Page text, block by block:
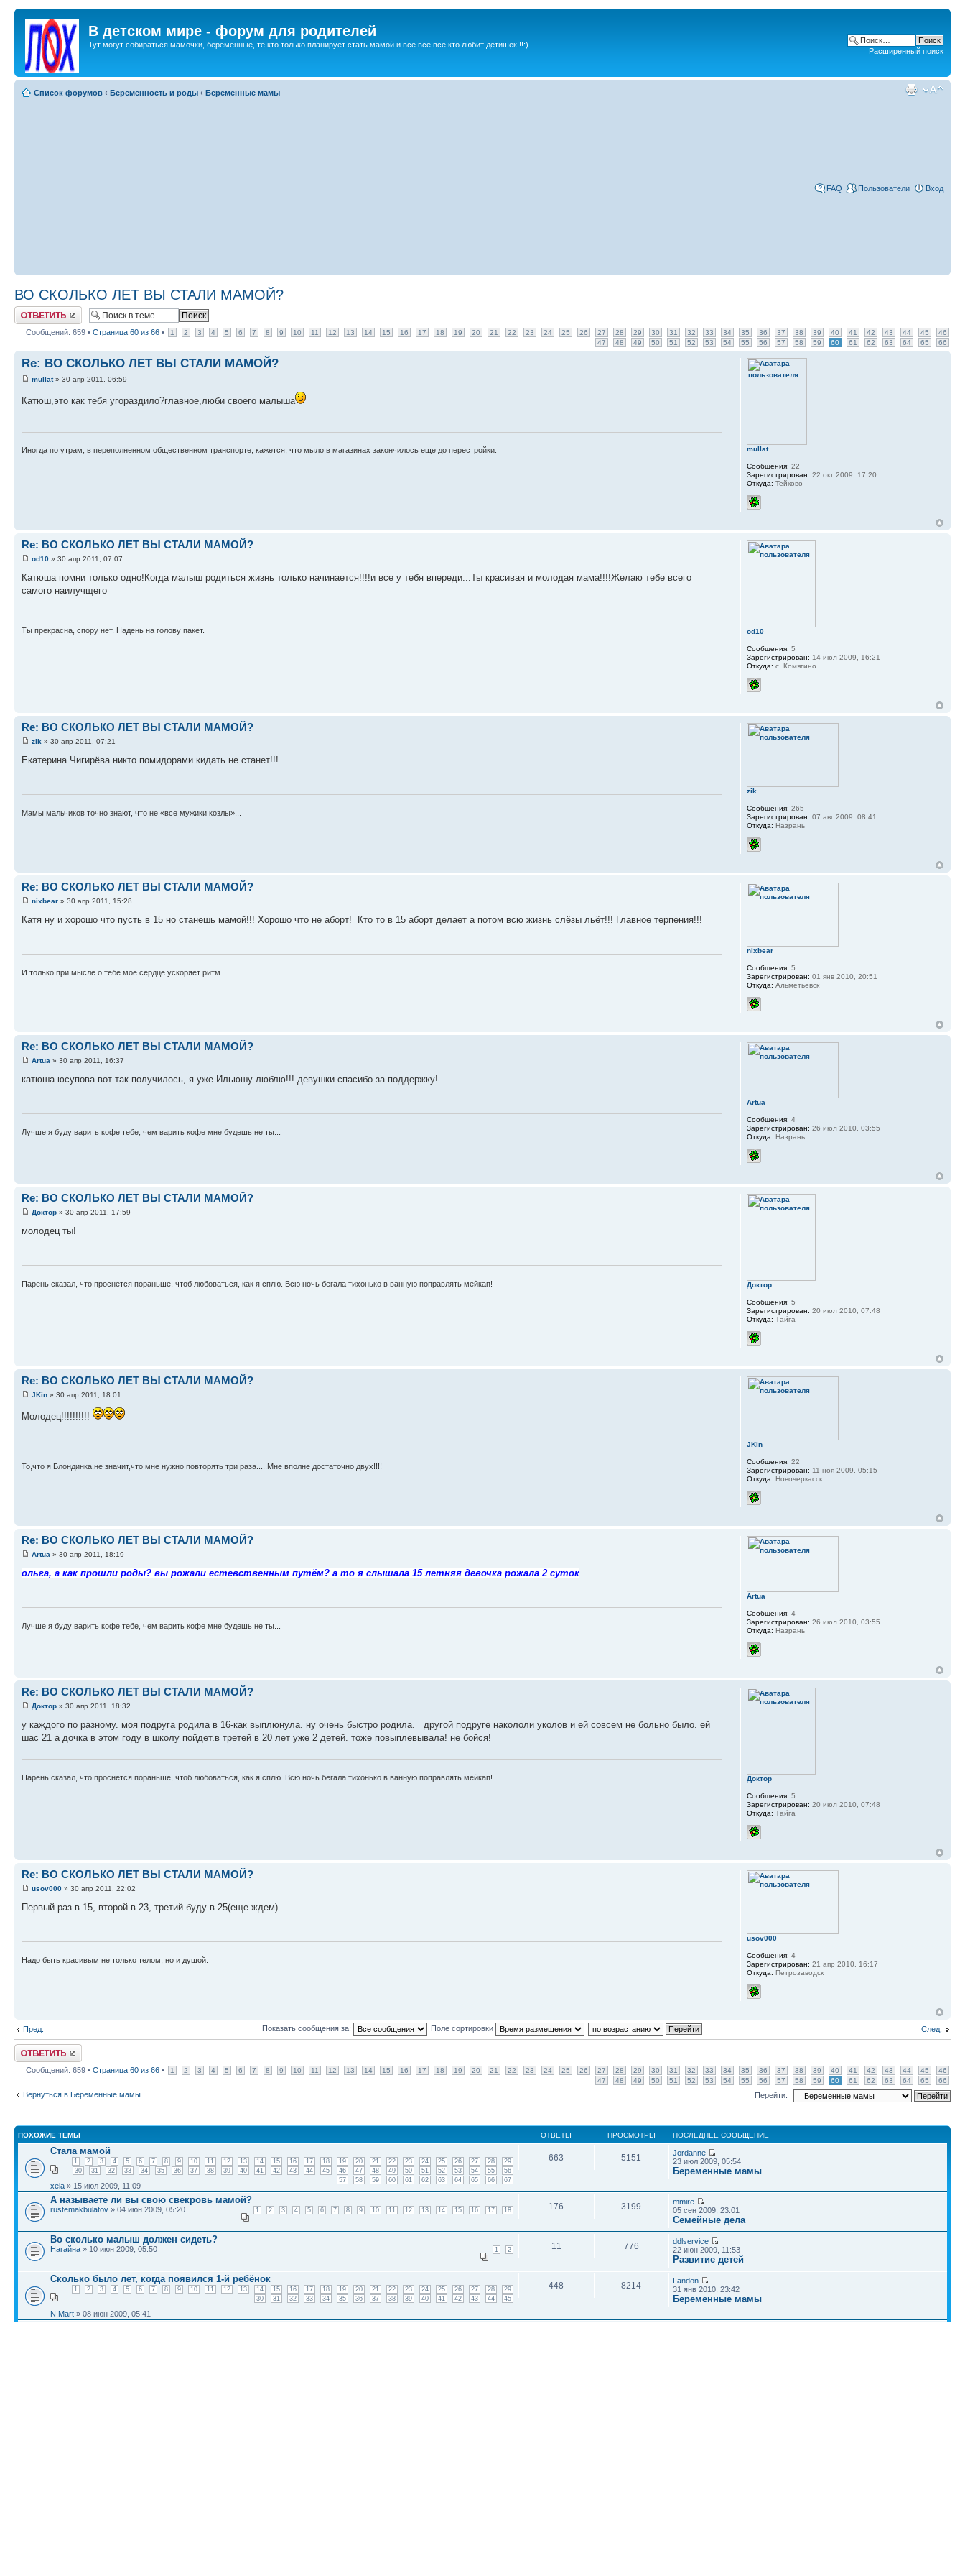
В детском мире - форум для родителей
Тут могут собираться мамочки, беременные, те кто только планирует стать мамой и все все все кто любит детишек!!!:)
Расширенный поиск
Список форумов ‹ Беременность и роды ‹ Беременные мамы
FAQ Пользователи Вход
ВО СКОЛЬКО ЛЕТ ВЫ СТАЛИ МАМОЙ?
Ответить
Сообщений: 659 • Страница 60 из 66 • 1 2 3 4 5 6 7 8 9 10 11 12 13 14 15 16 17 18 19 20 21 22 23 24 25 26 27 28 29 30 31 32 33 34 35 36 37 38 39 40 41 42 43 44 45
46
47
48 49 50 51 52 53 54 55 56 57 58 59 60 61 62 63 64 65 66
Re: ВО СКОЛЬКО ЛЕТ ВЫ СТАЛИ МАМОЙ?
mullat» 30 апр 2011, 06:59
Катюш,это как тебя угораздило?главное,люби своего малыша
Иногда по утрам, в переполненном общественном транспорте, кажется, что мыло в магазинах закончилось еще до перестройки. mullat
Сообщения: 22
Зарегистрирован: 22 окт 2009, 17:20
Откуда: Тейково
Re: ВО СКОЛЬКО ЛЕТ ВЫ СТАЛИ МАМОЙ?
od10 » 30 апр 2011, 07:07
Катюша помни только одно!Когда малыш родиться жизнь только начинается!!!!и все у тебя впереди...Ты красивая и молодая мама!!!!Желаю тебе всего
самого наилучщего
Ты прекрасна, спору нет. Надень на голову пакет. od10
Сообщения: 5
Зарегистрирован: 14 июл 2009, 16:21
Откуда: с. Комягино
Re: ВО СКОЛЬКО ЛЕТ ВЫ СТАЛИ МАМОЙ?
zik » 30 апр 2011, 07:21
Екатерина Чигирёва никто помидорами кидать не станет!!!
Мамы мальчиков точно знают, что не «все мужики козлы»...
zik
Сообщения: 265
Зарегистрирован: 07 авг 2009, 08:41
Откуда: Назрань
Re: ВО СКОЛЬКО ЛЕТ ВЫ СТАЛИ МАМОЙ?
nixbear » 30 апр 2011, 15:28
Катя ну и хорошо что пусть в 15 но станешь мамой!!! Хорошо что не аборт! Кто то в 15 аборт делает а потом всю жизнь слёзы льёт!!! Главное терпения!!!
И только при мысле о тебе мое сердце ускоряет ритм.
nixbear
Сообщения: 5
Зарегистрирован: 01 янв 2010, 20:51
Откуда: Альметьевск
Re: ВО СКОЛЬКО ЛЕТ ВЫ СТАЛИ МАМОЙ?
Artua » 30 апр 2011, 16:37
катюша юсупова вот так получилось, я уже Ильюшу люблю!!! девушки спасибо за поддержку!
Лучше я буду варить кофе тебе, чем варить кофе мне будешь не ты...
Artua
Сообщения: 4
Зарегистрирован: 26 июл 2010, 03:55
Откуда: Назрань
Re: ВО СКОЛЬКО ЛЕТ ВЫ СТАЛИ МАМОЙ?
Доктор » 30 апр 2011, 17:59
молодец ты!
Парень сказал, что проснется пораньше, чтоб любоваться, как я сплю. Всю ночь бегала тихонько в ванную поправлять мейкап! Доктор
Сообщения: 5
Зарегистрирован: 20 июл 2010, 07:48
Откуда: Тайга
Re: ВО СКОЛЬКО ЛЕТ ВЫ СТАЛИ МАМОЙ?
JKin » 30 апр 2011, 18:01
Молодец!!!!!!!!!!
То,что я Блондинка,не значит,что мне нужно повторять три раза.....Мне вполне достаточно двух!!!!
JKin
Сообщения: 22
Зарегистрирован: 11 ноя 2009, 05:15
Откуда: Новочеркасск
Re: ВО СКОЛЬКО ЛЕТ ВЫ СТАЛИ МАМОЙ?
Artua » 30 апр 2011, 18:19
ольга, а как прошли роды? вы рожали естевственным путём? а то я слышала 15 летняя девочка рожала 2 суток
Лучше я буду варить кофе тебе, чем варить кофе мне будешь не ты...
Artua
Сообщения: 4
Зарегистрирован: 26 июл 2010, 03:55
Откуда: Назрань
Re: ВО СКОЛЬКО ЛЕТ ВЫ СТАЛИ МАМОЙ?
Доктор » 30 апр 2011, 18:32
у каждого по разному. моя подруга родила в 16-как выплюнула. ну очень быстро родила. другой подруге накололи уколов и ей совсем не больно было. ей
шас 21 а дочка в этом году в школу пойдет.в третей в 20 лет уже 2 детей. тоже повыплевывала! не бойся!
Парень сказал, что проснется пораньше, чтоб любоваться, как я сплю. Всю ночь бегала тихонько в ванную поправлять мейкап! Доктор
Сообщения: 5
Зарегистрирован: 20 июл 2010, 07:48
Откуда: Тайга
Re: ВО СКОЛЬКО ЛЕТ ВЫ СТАЛИ МАМОЙ?
usov000 » 30 апр 2011, 22:02
Первый раз в 15, второй в 23, третий буду в 25(еще ждем).
Надо быть красивым не только телом, но и душой.
usov000
Сообщения: 4
Зарегистрирован: 21 апр 2010, 16:17
Откуда: Петрозаводск
Пред. След.
Показать сообщения за: Поле сортировки
Ответить
Сообщений: 659 • Страница 60 из 66 • 1 2 3 4 5 6 7 8 9 10 11 12 13 14 15 16 17 18 19 20 21 22 23 24 25 26 27 28 29 30 31 32 33 34 35 36 37 38 39 40 41 42 43 44 45
46
47
48 49 50 51 52 53 54 55 56 57 58 59 60 61 62 63 64 65 66
Вернуться в Беременные мамы Перейти:
ПОХОЖИЕ ТЕМЫ ОТВЕТЫ ПРОСМОТРЫ ПОСЛЕДНЕЕ СООБЩЕНИЕ
Стала мамой
1 2 3 4 5 6 7 8 9 10 11 12 13 14 15 16 17 18 19 20 21 22 23 24 25 26 27 28
29
30
31 32 33 34 35 36 37 38 39 40 41 42 43 44 45 46 47 48 49 50 51 52 53 54 55
56
57
58 59 60 61 62 63 64 65 66 67
xela » 15 июл 2009, 11:09
663 5151
Jordanne
23 июл 2009, 05:54
Беременные мамы
А называете ли вы свою свекровь мамой?
1 2 3 4 5 6 7 8 9 10 11 12 13 14 15 16 17 18
rustemakbulatov » 04 июн 2009, 05:20 176 3199
mmire
05 сен 2009, 23:01
Семейные дела
Во сколько малыш должен сидеть?
1 2
Нагайна » 10 июн 2009, 05:50 11 776
ddlservice
22 июн 2009, 11:53
Развитие детей
Сколько было лет, когда появился 1-й ребёнок
1 2 3 4 5 6 7 8 9 10 11 12 13 14 15 16 17 18 19 20 21 22 23 24 25 26 27 28
29
30
31 32 33 34 35 36 37 38 39 40 41 42 43 44 45
N.Mart » 08 июн 2009, 05:41
448 8214
Landon
31 янв 2010, 23:42
Беременные мамы